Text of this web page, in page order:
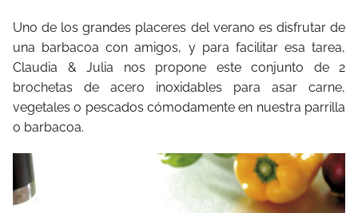
Uno de los grandes placeres del verano es disfrutar de
una barbacoa con amigos, y para facilitar esa tarea,
Claudia & Julia nos propone este conjunto de 2
brochetas de acero inoxidables para asar carne,
vegetales o pescados cómodamente en nuestra parrilla
o barbacoa.